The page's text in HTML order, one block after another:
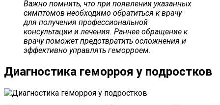
Важно помнить, что при появлении указанных
симптомов необходимо обратиться к врачу
для получения профессиональной
консультации и лечения. Раннее обращение к
врачу поможет предотвратить осложнения и
эффективно управлять геморроем.
Диагностика геморроя у подростков